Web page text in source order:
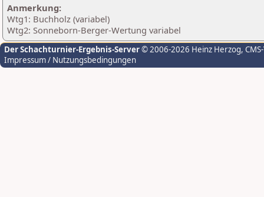
Anmerkung:
Wtg1: Buchholz (variabel)
Wtg2: Sonneborn-Berger-Wertung variabel
Der Schachturnier-Ergebnis-Server© 2006-2026 Heinz Herzog,
Impressum / Nutzungsbedingungen